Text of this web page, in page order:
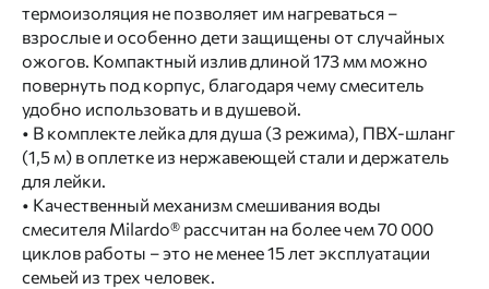
термоизоляция не позволяет им нагреваться –
взрослые и особенно дети защищены от случайных
ожогов. Компактный излив длиной 173 мм можно
повернуть под корпус, благодаря чему смеситель
удобно использовать и в душевой.
• В комплекте лейка для душа (3 режима), ПВХ-шланг
(1,5 м) в оплетке из нержавеющей стали и держатель
для лейки.
• Качественный механизм смешивания воды
смесителя Milardo® рассчитан на более чем 70 000
циклов работы – это не менее 15 лет эксплуатации
семьей из трех человек.